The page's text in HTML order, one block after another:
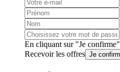
En cliquant sur "Je
Recevoir les offres Je